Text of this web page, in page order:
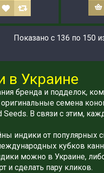
Показано с 136 по 150
в Украине
бренда и подделок,
семена
Seeds. В связи с этим,
индики от популярных
кубков
можно в Украине,
и сделать пару кликов.